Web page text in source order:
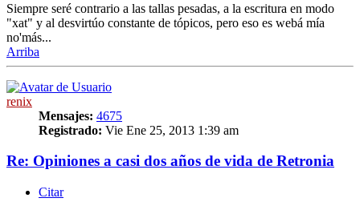
Siempre seré contrario a las tallas pesadas, a la escritura en modo
"xat" y al desvirtúo constante de tópicos, pero eso es webá mía
no'más...
Arriba
renix
Mensajes: 4675
Registrado: Vie Ene 25, 2013 1:39 am
Re: Opiniones a casi dos años de vida de Retronia
Citar